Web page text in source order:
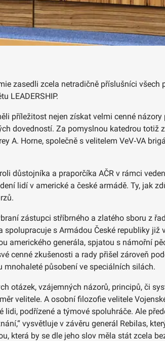
zasedli zcela netradičně příslušníci
LEADERSHIP.
příležitost nejen získat velmi cenné
dovedností. Za pomyslnou katedrou totiž
A. Horne, společně s velitelem VeV‑VA
důstojníka a praporčíka AČR v rámci
lidí v americké a české armádě. Ty, jak
zástupci stříbrného a zlatého sboru z
s Armádou České republiky
amerického generála, spjatou s námořní
cenné zkušenosti a rady přišel zároveň
působení ve speciálních silách.
otázek, vzájemných názorů, principů, či
velitele. A osobní filozofie velitele
podřízené a týmové spoluhráče. Ale
vysvětluje v závěru generál Rebilas,
která by se dle jeho slov měla stát zcela